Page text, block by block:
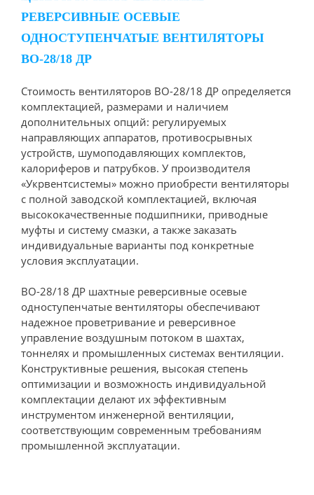
РЕВЕРСИВНЫЕ ОСЕВЫЕ
ОДНОСТУПЕНЧАТЫЕ ВЕНТИЛЯТОРЫ
ВО-28/18 ДР
Стоимость вентиляторов ВО-28/18 ДР определяется
комплектацией, размерами и наличием
дополнительных опций: регулируемых
направляющих аппаратов, противосрывных
устройств, шумоподавляющих комплектов,
калориферов и патрубков. У производителя
«Укрвентсистемы» можно приобрести вентиляторы
с полной заводской комплектацией, включая
высококачественные подшипники, приводные
муфты и систему смазки, а также заказать
индивидуальные варианты под конкретные
условия эксплуатации.
ВО-28/18 ДР шахтные реверсивные осевые
одноступенчатые вентиляторы обеспечивают
надежное проветривание и реверсивное
управление воздушным потоком в шахтах,
тоннелях и промышленных системах вентиляции.
Конструктивные решения, высокая степень
оптимизации и возможность индивидуальной
комплектации делают их эффективным
инструментом инженерной вентиляции,
соответствующим современным требованиям
промышленной эксплуатации.